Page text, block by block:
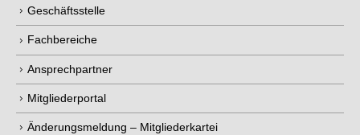
Geschäftsstelle
Fachbereiche
Ansprechpartner
Mitgliederportal
Änderungsmeldung – Mitgliederkartei